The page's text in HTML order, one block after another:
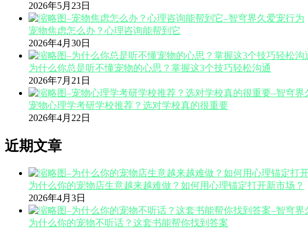
2026年5月23日
宠物焦虑怎么办？心理咨询能帮到它
2026年4月30日
为什么你总是听不懂宠物的心思？掌握这3个技巧轻松沟通
2026年7月21日
宠物心理学考研学校推荐？选对学校真的很重要
2026年4月22日
近期文章
为什么你的宠物店生意越来越难做？如何用心理锚定打开新市场？
2026年4月3日
为什么你的宠物不听话？这套书能帮你找到答案